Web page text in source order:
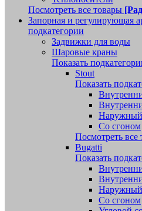
Посмотреть все товары
Запорная и регулирующая
подкатегории
Задвижки для воды
Шаровые краны
Показать
Stout
Показать
Со сгоном
Посмотреть все
Bugatti
Показать
Со сгоном